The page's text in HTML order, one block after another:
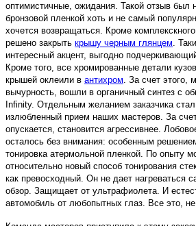
оптимистичные, ожидания. Такой отзыв был
бронзовой пленкой хоть и не самый
хочется возвращаться. Кроме
решено закрыть крышу черным глянцем.
интересный акцент, выгодно
Кроме того, все хромированные детали
крышей оклеили в антихром. За счет этого,
вычурность, вошли в органичный синтез с
Infinity. Отдельным желанием заказчика
излюбленный прием наших мастеров. За
опускается, становится агрессивнее.
осталось без внимания: особенным
тонировка атермольной пленкой. По опыту
относительно новый способ тонирования
как превосходный. Он не дает нагреваться
обзор. Защищает от ультрафиолета. И
автомобиль от любопытных глаз. Все это,